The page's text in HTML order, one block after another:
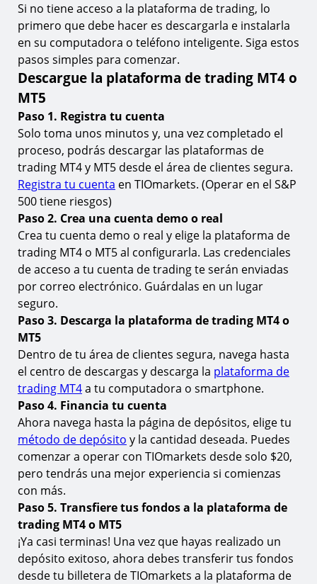
Preguntas frecuentes
16. ¿Qué es el S&P 500?
17. ¿Qué son MT4 & MT5?
18. ¿Cuál es la diferencia entre MT4 & MT5?
20. ¿Cómo encuentro o añado el S&P 500 a MT4 o
MT5?
21. ¿Cuáles son los horarios de trading para el S&P
500?
22. ¿Cuál es el depósito mínimo requerido para
operar el S&P 500 en MT4 & MT5?
23. ¿Es posible automatizar mi trading del S&P 500 en
MT4 & MT5?
24. ¿Cuáles son las tarifas de trading al operar el S&P
500 en MT4 & MT5?
25.
¿Cómo empiezo a operar el S&P 500 en MT4 o
MT5?
Aprenda más sobre el trading de índices
Opere el S&P 500 en MT4 y MT5 con TIOmarkets
Si no tiene acceso a la plataforma de trading, lo
primero que debe hacer es descargarla e instalarla
en su computadora o teléfono inteligente. Siga estos
pasos simples para comenzar.
Descargue la plataforma de trading MT4 o
MT5
Paso 1. Registra tu cuenta
Solo toma unos minutos y, una vez completado el
proceso, podrás descargar las plataformas de
trading MT4 y MT5 desde el área de clientes segura.
Registra tu cuenta en TIOmarkets. (Operar en el S&P
500 tiene riesgos)
Paso 2. Crea una cuenta demo o real
Crea tu cuenta demo o real y elige la plataforma de
trading MT4 o MT5 al configurarla. Las credenciales
de acceso a tu cuenta de trading te serán enviadas
por correo electrónico. Guárdalas en un lugar
seguro.
Paso 3. Descarga la plataforma de trading MT4 o
MT5
Dentro de tu área de clientes segura, navega hasta
el centro de descargas y descarga la plataforma de
trading MT4a tu computadora o smartphone.
Paso 4. Financia tu cuenta
Ahora navega hasta la página de depósitos, elige tu
método de depósito y la cantidad deseada. Puedes
comenzar a operar con TIOmarkets desde solo $20,
pero tendrás una mejor experiencia si comienzas
con más.
Paso 5. Transfiere tus fondos a la plataforma de
trading MT4 o MT5
¡Ya casi terminas! Una vez que hayas realizado un
depósito exitoso, ahora debes transferir tus fondos
desde tu billetera de TIOmarkets a la plataforma de